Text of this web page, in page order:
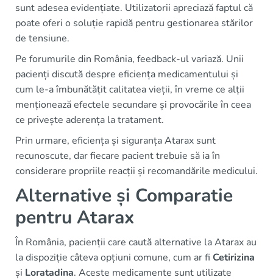
sunt adesea evidențiate. Utilizatorii apreciază faptul că
poate oferi o soluție rapidă pentru gestionarea stărilor
de tensiune.
Pe forumurile din România, feedback-ul variază. Unii
pacienți discută despre eficiența medicamentului și
cum le-a îmbunătățit calitatea vieții, în vreme ce alții
menționează efectele secundare și provocările în ceea
ce privește aderența la tratament.
Prin urmare, eficiența și siguranța Atarax sunt
recunoscute, dar fiecare pacient trebuie să ia în
considerare propriile reacții și recomandările medicului.
Alternative și Comparatie
pentru Atarax
În România, pacienții care caută alternative la Atarax au
la dispoziție câteva opțiuni comune, cum ar fi Cetirizina
și Loratadina. Aceste medicamente sunt utilizate